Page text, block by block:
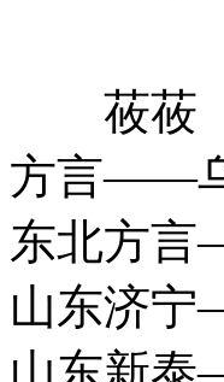
莜莜
方言——
东北方言
山东济